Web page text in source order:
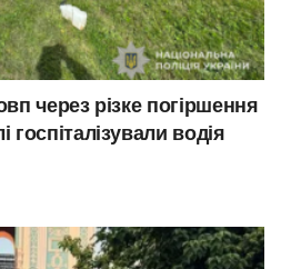
через різке погіршення
водія